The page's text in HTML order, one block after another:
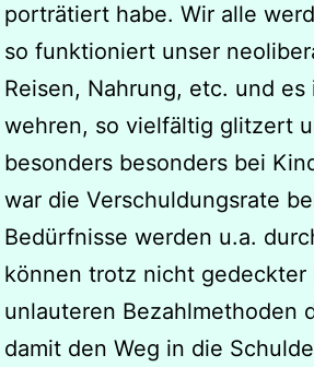
porträtiert habe. Wir alle
so funktioniert unser
Reisen, Nahrung, etc. und
wehren, so vielfältig glitzert
besonders besonders bei
war die Verschuldungsrate
Bedürfnisse werden u.a.
können trotz nicht gedeckter
unlauteren Bezahlmethoden
damit den Weg in die